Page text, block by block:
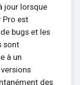
jour lorsque
Pro est
bugs et les
sont
à un
des